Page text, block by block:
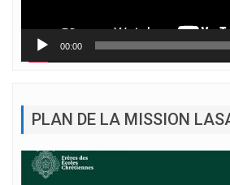
00:00
PLAN DE LA MISSION